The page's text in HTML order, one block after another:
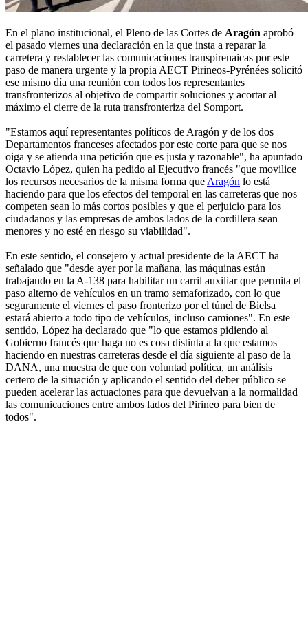
En el plano institucional, el Pleno de las Cortes de Aragón aprobó
el pasado viernes una declaración en la que insta a reparar la
carretera y restablecer las comunicaciones transpirenaicas por este
paso de manera urgente y la propia AECT Pirineos-Pyrénées solicitó
ese mismo día una reunión con todos los representantes
transfronterizos al objetivo de compartir soluciones y acortar al
máximo el cierre de la ruta transfronteriza del Somport.
"Estamos aquí representantes políticos de Aragón y de los dos
Departamentos franceses afectados por este corte para que se nos
oiga y se atienda una petición que es justa y razonable", ha apuntado
Octavio López, quien ha pedido al Ejecutivo francés "que movilice
los recursos necesarios de la misma forma que Aragón lo está
haciendo para que los efectos del temporal en las carreteras que nos
competen sean lo más cortos posibles y que el perjuicio para los
ciudadanos y las empresas de ambos lados de la cordillera sean
menores y no esté en riesgo su viabilidad".
En este sentido, el consejero y actual presidente de la AECT ha
señalado que "desde ayer por la mañana, las máquinas están
trabajando en la A-138 para habilitar un carril auxiliar que permita el
paso alterno de vehículos en un tramo semaforizado, con lo que
seguramente el viernes el paso fronterizo por el túnel de Bielsa
estará abierto a todo tipo de vehículos, incluso camiones". En este
sentido, López ha declarado que "lo que estamos pidiendo al
Gobierno francés que haga no es cosa distinta a la que estamos
haciendo en nuestras carreteras desde el día siguiente al paso de la
DANA, una muestra de que con voluntad política, un análisis
certero de la situación y aplicando el sentido del deber público se
pueden acelerar las actuaciones para que devuelvan a la normalidad
las comunicaciones entre ambos lados del Pirineo para bien de
todos".